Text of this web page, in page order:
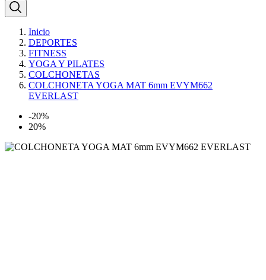
Inicio
DEPORTES
FITNESS
YOGA Y PILATES
COLCHONETAS
COLCHONETA YOGA MAT 6mm EVYM662
EVERLAST
-20%
20%